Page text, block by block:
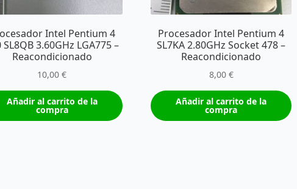
Intel Pentium 4
SL8QB 3.60GHz LGA775 –
Reacondicionado
10,00€
Añadir al carrito de la
compra
Procesador Intel Pentium 4
SL7KA 2.80GHz Socket 478 –
Reacondicionado
8,00 €
Añadir al carrito de la
compra